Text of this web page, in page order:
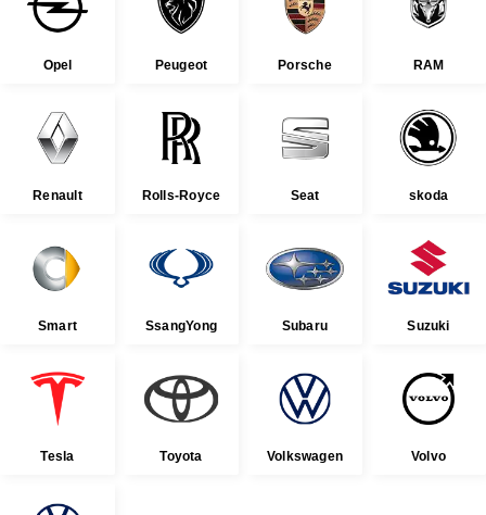
Opel Peugeot Porsche RAM
Renault Rolls-Royce Seat skoda
Smart SsangYong Subaru Suzuki
Tesla Toyota Volkswagen Volvo